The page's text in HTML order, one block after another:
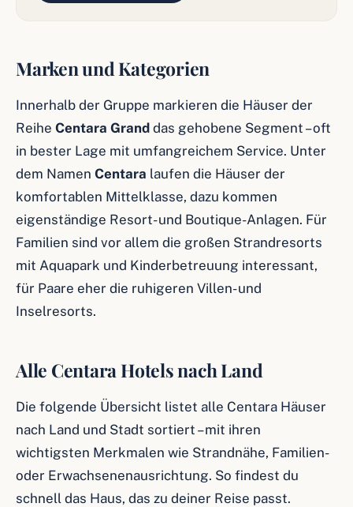
Marken und Kategorien
Innerhalb der Gruppe markieren die Häuser der
Reihe Centara Grand das gehobene Segment – oft
in bester Lage mit umfangreichem Service. Unter
dem Namen Centara laufen die Häuser der
komfortablen Mittelklasse, dazu kommen
eigenständige Resort- und Boutique-Anlagen. Für
Familien sind vor allem die großen Strandresorts
mit Aquapark und Kinderbetreuung interessant,
für Paare eher die ruhigeren Villen- und
Inselresorts.
Alle Centara Hotels nach Land
Die folgende Übersicht listet alle Centara Häuser
nach Land und Stadt sortiert – mit ihren
wichtigsten Merkmalen wie Strandnähe, Familien-
oder Erwachsenenausrichtung. So findest du
schnell das Haus, das zu deiner Reise passt.